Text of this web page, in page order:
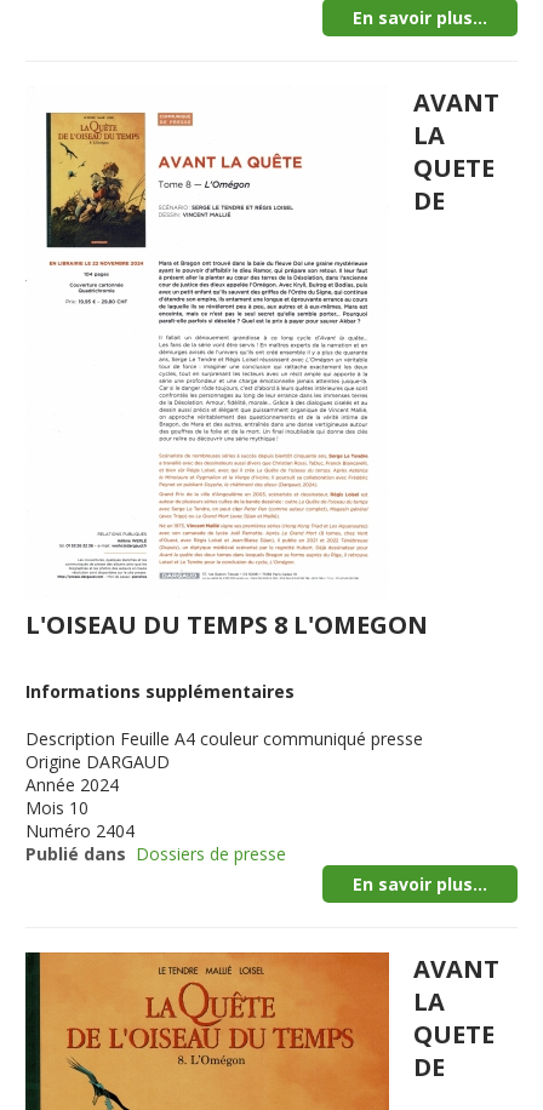
En savoir plus...
AVANT
LA
QUETE
DE
L'OISEAU DU TEMPS 8 L'OMEGON
Informations supplémentaires
Description Feuille A4 couleur communiqué presse
Origine DARGAUD
Année 2024
Mois 10
Numéro 2404
Publié dans Dossiers de presse
En savoir plus...
AVANT
LA
QUETE
DE